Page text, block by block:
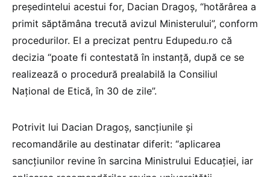
președintelui acestui for, Dacian Dragoș, “hotărârea a
primit săptămâna trecută avizul Ministerului”, conform
procedurilor. El a precizat pentru Edupedu.ro că
decizia “poate fi contestată în instanță, după ce se
realizează o procedură prealabilă la Consiliul
Național de Etică, în 30 de zile”.
Potrivit lui Dacian Dragoș, sancțiunile și
recomandările au destinatar diferit: “aplicarea
sancțiunilor revine în sarcina Ministrului Educației, iar